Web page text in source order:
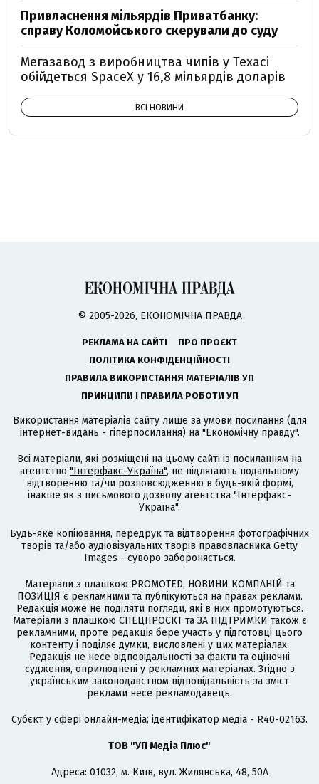
Привласнення мільярдів Приватбанку:
справу Коломойського скерували до суду
Мегазавод з виробництва чипів у Техасі
обійдеться SpaceX у 16,8 мільярдів доларів
ВСІ НОВИНИ
© 2005-2026, ЕКОНОМІЧНА ПРАВДА
РЕКЛАМА НА САЙТІ
ПРО ПРОЄКТ
ПОЛІТИКА КОНФІДЕНЦІЙНОСТІ
ПРАВИЛА ВИКОРИСТАННЯ МАТЕРІАЛІВ УП
ПРИНЦИПИ І ПРАВИЛА РОБОТИ УП
Використання матеріалів сайту лише за умови посилання (для
інтернет-видань - гіперпосилання) на "Економічну правду".
Всі матеріали, які розміщені на цьому сайті із посиланням на
агентство "Інтерфакс-Україна", не підлягають подальшому
відтворенню та/чи розповсюдженню в будь-якій формі,
інакше як з письмового дозволу агентства "Інтерфакс-
Україна".
Будь-яке копіювання, передрук та відтворення фотографічних
творів та/або аудіовізуальних творів правовласника Getty
Images - суворо забороняється.
Матеріали з плашкою PROMOTED, НОВИНИ КОМПАНІЙ та
ПОЗИЦІЯ є рекламними та публікуються на правах реклами.
Редакція може не поділяти погляди, які в них промотуються.
Матеріали з плашкою СПЕЦПРОЄКТ та ЗА ПІДТРИМКИ також є
рекламними, проте редакція бере участь у підготовці цього
контенту і поділяє думки, висловлені у цих матеріалах.
Редакція не несе відповідальності за факти та оціночні
судження, оприлюднені у рекламних матеріалах. Згідно з
українським законодавством відповідальність за зміст
реклами несе рекламодавець.
Cубєкт у сфері онлайн-медіа; ідентифікатор медіа - R40-02163.
ТОВ "УП Медіа Плюс"
Адреса: 01032, м. Київ, вул. Жилянська, 48, 50А